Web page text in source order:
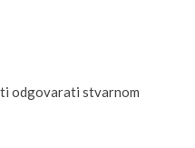
odgovarati stvarnom